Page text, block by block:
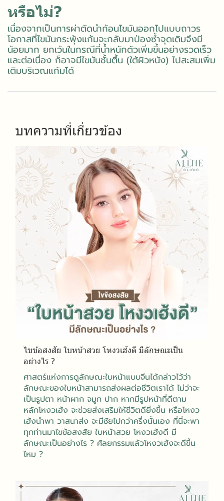
หรือไม่?
เนื่องจากเป็นการผ่าตัดนำก้อนไขมันออกไปแบบถาวร
โอกาสที่ไขมันกระพุ้งแก้มจะกลับมาป่องซ้ำจุดเดิมจึงมี
น้อยมาก ยกเว้นในกรณีที่น้ำหนักตัวเพิ่มขึ้นอย่างรวดเร็ว
และต่อเนื่อง ก็อาจมีไขมันชั้นตื้น (ใต้ผิวหนัง) ไปสะสมเพิ่ม
เติมบริเวณแก้มได้
บทความที่เกี่ยวข้อง
ไขข้อสงสัย ใบหน้าสวย โหงวเฮ้งดี มีลักษณะเป็น
อย่างไร ?
ศาสตร์แห่งการดูลักษณะใบหน้าแบบจีนได้กล่าวไว้ว่า
ลักษณะของใบหน้าสามารถส่งผลต่อชีวิตเราได้ ไม่ว่าจะ
เป็นรูปตา หน้าผาก จมูก ปาก หากมีรูปหน้าที่ดีตาม
หลักโหงวเฮ้ง จะช่วยส่งเสริมให้ชีวิตดียิ่งขึ้น หรือโหงว
เฮ้งนำพา วาสนาส่ง จะมีชัยไปกว่าครึ่งนั้นเอง ที่นี่จะพา
ทุกท่านมาไขข้อสงสัย ใบหน้าสวย โหงวเฮ้งดี มี
ลักษณะเป็นอย่างไร ? ศัลยกรรมแล้วโหงวเฮ้งจะดีขึ้น
ไหม ?